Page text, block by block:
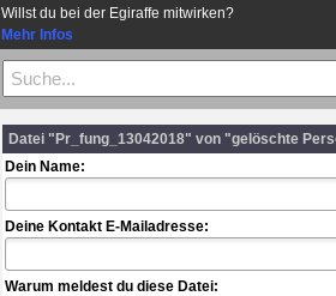
Willst du bei der Egiraffe mitwirken?
Mehr Infos
Datei "Pr_fung_13042018" von "gelöschte
Dein Name:
Deine Kontakt E-Mailadresse:
Warum meldest du diese Datei: